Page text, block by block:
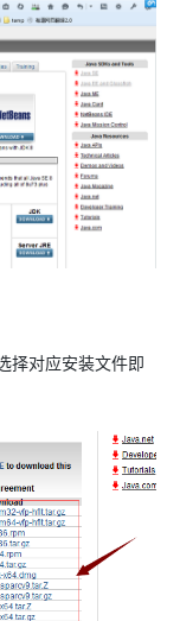
对应安装文件即